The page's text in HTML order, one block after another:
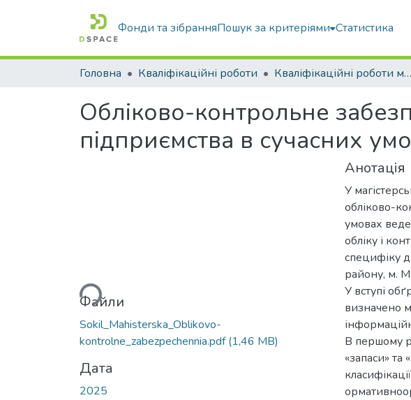
Фонди та зібранняПошук за критеріями Статистика
Головна Кваліфікаційні роботи Кваліфікаційні роботи магістрів
Обліково-контрольне
підприємства в сучасних
Вантажиться...
Файли
Sokil_Mahisterska_Oblikovo-
kontrolne_zabezpechennia.pdf(1,46 MB)
Дата
2025
Анотація
У
обліково-
умовах
обліку і
специфіку
району, м.
У вступі
визначено
В першому
«запаси»